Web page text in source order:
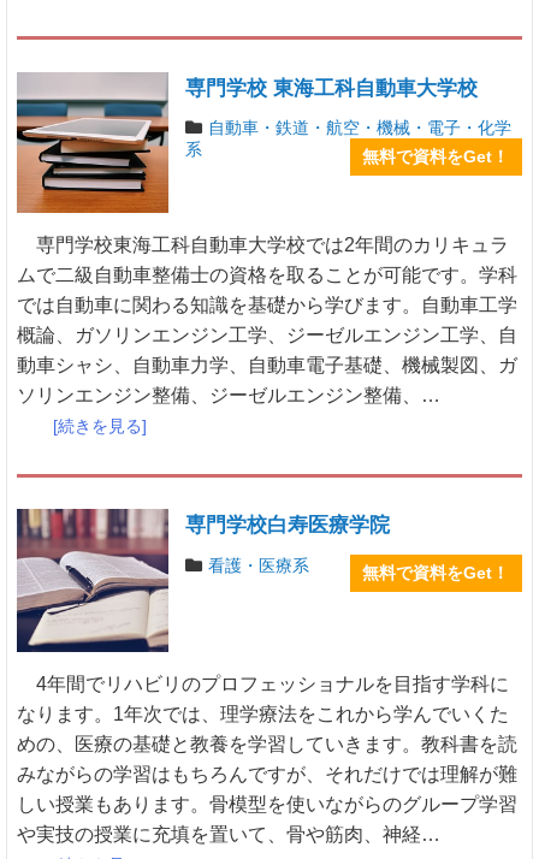
専門学校 東海工科自動車大学校
自動車・鉄道・航空・機械・電子・化学
系
無料で資料をGet！
専門学校東海工科自動車大学校では2年間のカリキュラ
ムで二級自動車整備士の資格を取ることが可能です。学科
では自動車に関わる知識を基礎から学びます。自動車工学
概論、ガソリンエンジン工学、ジーゼルエンジン工学、自
動車シャシ、自動車力学、自動車電子基礎、機械製図、ガ
ソリンエンジン整備、ジーゼルエンジン整備、…
[続きを見る]
専門学校白寿医療学院
看護・医療系 無料で資料をGet！
4年間でリハビリのプロフェッショナルを目指す学科に
なります。1年次では、理学療法をこれから学んでいくた
めの、医療の基礎と教養を学習していきます。教科書を読
みながらの学習はもちろんですが、それだけでは理解が難
しい授業もあります。骨模型を使いながらのグループ学習
や実技の授業に充填を置いて、骨や筋肉、神経…